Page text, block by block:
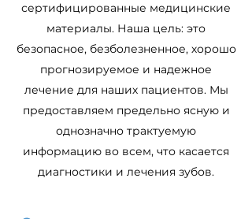
сертифицированные медицинские
материалы. Наша цель: это
безопасное, безболезненное, хорошо
прогнозируемое и надежное
лечение для наших пациентов. Мы
предоставляем предельно ясную и
однозначно трактуемую
информацию во всем, что касается
диагностики и лечения зубов.